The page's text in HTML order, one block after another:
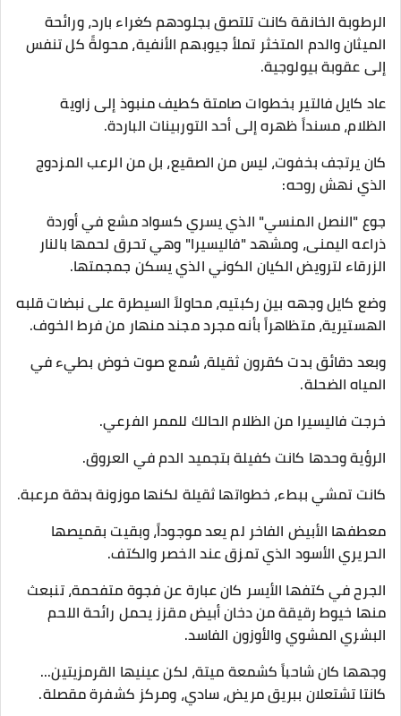
الرطوبة الخانقة كانت تلتصق بجلودهم كغراء بارد، ورائحة
الميثان والدم المتخثر تملأ جيوبهم الأنفية، محولةً كل تنفس
إلى عقوبة بيولوجية.
​عاد كايل فالتير بخطوات صامتة كطيف منبوذ إلى زاوية
الظلام، مسنداً ظهره إلى أحد التوربينات الباردة.
كان يرتجف بخفوت، ليس من الصقيع، بل من الرعب المزدوج
الذي نهش روحه:
جوع "النصل المنسي" الذي يسري كسواد مشع في أوردة
ذراعه اليمنى، ومشهد "فاليسيرا" وهي تحرق لحمها بالنار
الزرقاء لترويض الكيان الكوني الذي يسكن جمجمتها.
وضع كايل وجهه بين ركبتيه، محاولاً السيطرة على نبضات قلبه
الهستيرية، متظاهراً بأنه مجرد مجند منهار من فرط الخوف.
​وبعد دقائق بدت كقرون ثقيلة، سُمع صوت خوض بطيء في
المياه الضحلة.
​خرجت فاليسيرا من الظلام الحالك للممر الفرعي.
​الرؤية وحدها كانت كفيلة بتجميد الدم في العروق.
كانت تمشي ببطء، خطواتها ثقيلة لكنها موزونة بدقة مرعبة.
معطفها الأبيض الفاخر لم يعد موجوداً، وبقيت بقميصها
الحريري الأسود الذي تمزق عند الخصر والكتف.
الجرح في كتفها الأيسر كان عبارة عن فجوة متفحمة، تنبعث
منها خيوط رقيقة من دخان أبيض مقزز يحمل رائحة اللحم
البشري المشوي والأوزون الفاسد.
وجهها كان شاحباً كشمعة ميتة، لكن عينيها القرمزيتين...
كانتا تشتعلان ببريق مريض، سادي، ومركز كشفرة مقصلة.